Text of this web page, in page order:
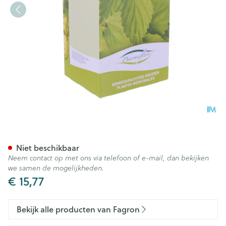
€ 15,77
Niet beschikbaar
Neem contact op met ons via telefoon of e-mail, dan bekijken
we samen de mogelijkheden.
Bekijk alle producten van Fagron